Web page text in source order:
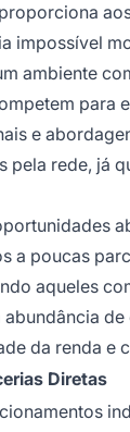
impossível
ambiente
para
e
rede, já
a poucas
aqueles
da renda e
Diretas